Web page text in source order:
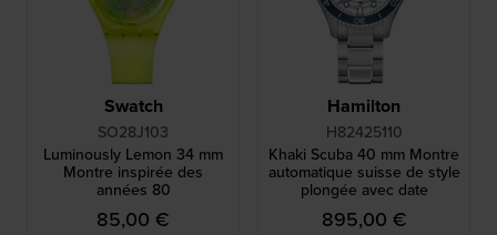
Swatch
SO28J103
Luminously Lemon 34 mm
Montre inspirée des
années 80
85,00 €
Hamilton
H82425110
Khaki Scuba 40 mm Montre
automatique suisse de style
plongée avec date
895,00 €